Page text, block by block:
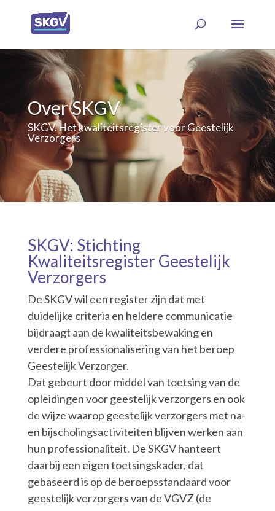
Over SKGV
SKGV. Het kwaliteitsregister voor Geestelijk
Verzorgers
SKGV: Stichting
Kwaliteitsregister Geestelijk
Verzorgers
De SKGV wil een register zijn dat met
duidelijke criteria en heldere communicatie
bijdraagt aan de kwaliteitsbewaking en
verdere professionalisering van het beroep
Geestelijk Verzorger.
Dat gebeurt door middel van toetsing van de
opleidingen voor geestelijk verzorgers en ook
de wijze waarop geestelijk verzorgers met na-
en bijscholingsactiviteiten blijven werken aan
hun professionaliteit. De SKGV hanteert
daarbij een eigen toetsingskader, dat
gebaseerd is op de beroepsstandaard voor
geestelijk verzorgers van de VGVZ (de